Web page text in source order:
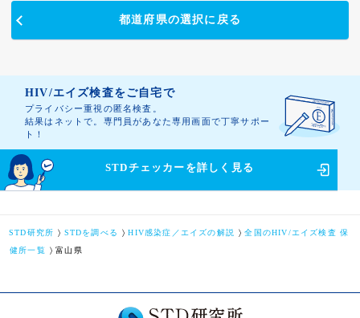
都道府県の選択に戻る
HIV/エイズ検査をご自宅で
プライバシー重視の匿名検査。
結果はネットで。専門員があなた専用画面で丁寧サポー
ト！
STDチェッカーを詳しく見る
STD研究所 STDを調べる HIV感染症／エイズの解説
全国のHIV/エイズ検査 保
健所一覧
富山県